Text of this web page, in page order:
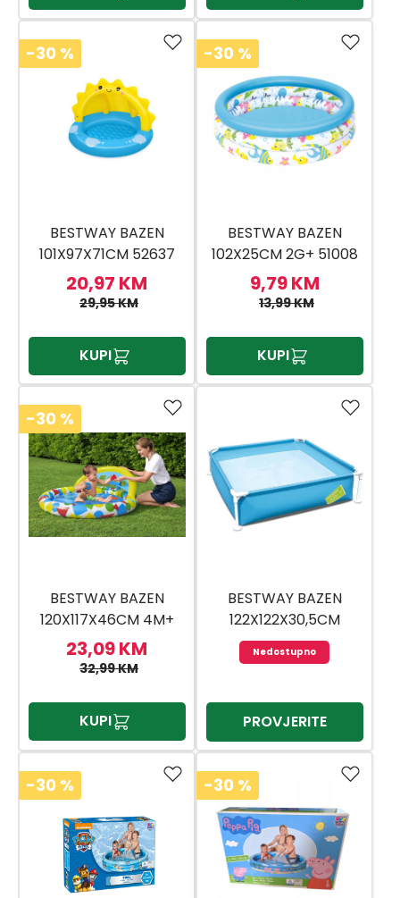
-30 %
BESTWAY BAZEN
101X97X71CM 52637
20,97 KM
29,95 KM
KUPI
-30 %
BESTWAY BAZEN
102X25CM 2G+ 51008
9,79 KM
13,99 KM
KUPI
-30 %
BESTWAY BAZEN
120X117X46CM 4M+
23,09 KM
32,99 KM
KUPI
BESTWAY BAZEN
122X122X30,5CM
Nedostupno
PROVJERITE
-30 % -30 %